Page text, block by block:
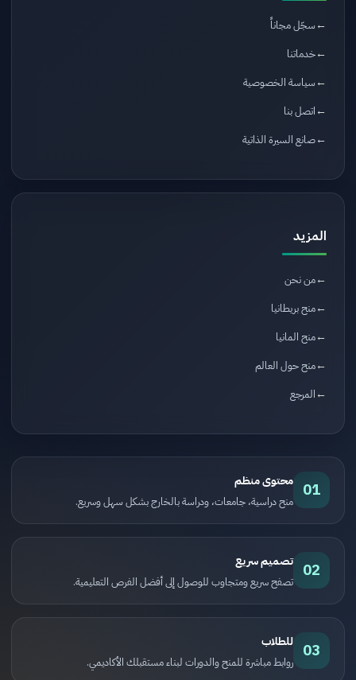
سجّل مجاناً
خدماتنا
سياسة الخصوصية
اتصل بنا
صانع السيرة الذاتية
المزيد
من نحن
منح بريطانيا
منح المانيا
منح حول العالم
المرجع
01 محتوى منظم
منح دراسية، جامعات، ودراسة بالخارج بشكل سهل وسريع.
02 تصميم سريع
تصفح سريع ومتجاوب للوصول إلى أفضل الفرص التعليمية.
03 للطلاب
روابط مباشرة للمنح والدورات لبناء مستقبلك الأكاديمي.